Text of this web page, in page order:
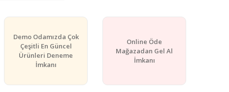
Demo Odamızda Çok
Çeşitli En Güncel
Ürünleri Deneme
İmkanı
Online Öde
Mağazadan Gel Al
İmkanı